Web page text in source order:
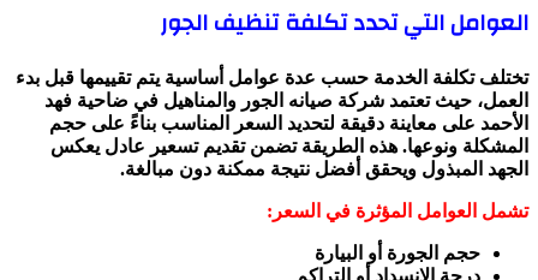
العوامل التي تحدد تكلفة تنظيف الجور
تختلف تكلفة الخدمة حسب عدة عوامل أساسية يتم تقييمها قبل بدء
العمل، حيث تعتمد شركة صيانه الجور والمناهيل في ضاحية فهد
الأحمد على معاينة دقيقة لتحديد السعر المناسب بناءً على حجم
المشكلة ونوعها. هذه الطريقة تضمن تقديم تسعير عادل يعكس
الجهد المبذول ويحقق أفضل نتيجة ممكنة دون مبالغة.
تشمل العوامل المؤثرة في السعر:
حجم الجورة أو البيارة
درجة الانسداد أو التراكم